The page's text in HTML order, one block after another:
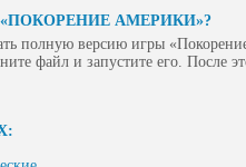
АМЕРИКИ»?
полную версию игры
файл и запустите его. После